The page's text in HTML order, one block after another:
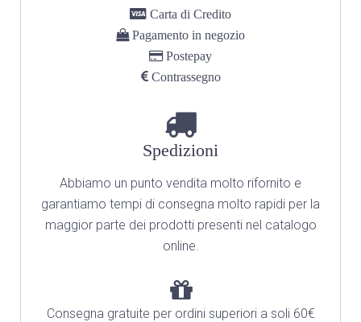
Carta di Credito
Pagamento in negozio
Postepay
Contrassegno
Spedizioni
Abbiamo un punto vendita molto rifornito e
garantiamo tempi di consegna molto rapidi per la
maggior parte dei prodotti presenti nel catalogo
online.
Consegna gratuite per ordini superiori a soli 60€